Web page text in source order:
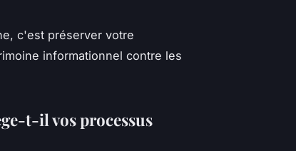
c'est préserver votre
informationnel contre les
t-il vos processus